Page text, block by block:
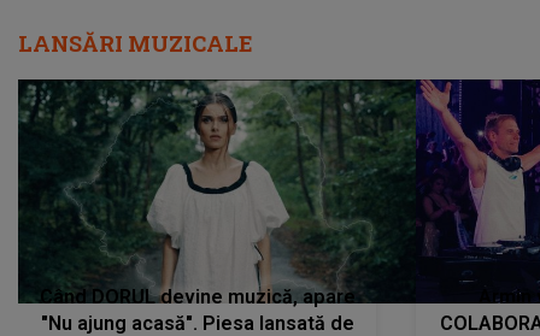
LANSĂRI MUZICALE
Când DORUL devine muzică, apare
"Nu ajung acasă". Piesa lansată de